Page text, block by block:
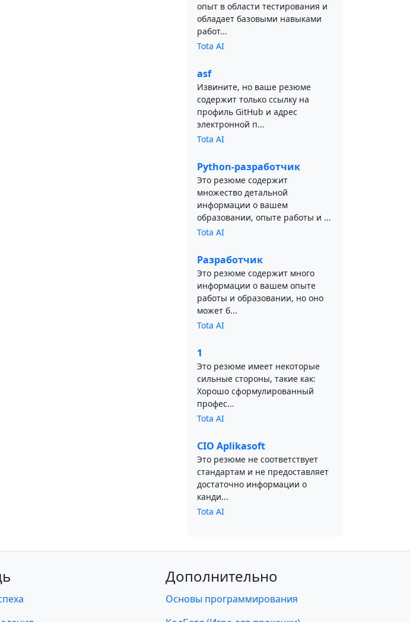
опыт в области тестирования и
обладает базовыми навыками
работ...
Tota AI
asf
Извините, но ваше резюме
содержит только ссылку на
профиль GitHub и адрес
электронной п...
Tota AI
Python-разработчик
Это резюме содержит
множество детальной
информации о вашем
образовании, опыте работы и ...
Tota AI
Разработчик
Это резюме содержит много
информации о вашем опыте
работы и образовании, но оно
может б...
Tota AI
1
Это резюме имеет некоторые
сильные стороны, такие как:
Хорошо сформулированный
профес...
Tota AI
CIO Aplikasoft
Это резюме не соответствует
стандартам и не предоставляет
достаточно информации о
канди...
Tota AI
Дополнительно
Основы программирования